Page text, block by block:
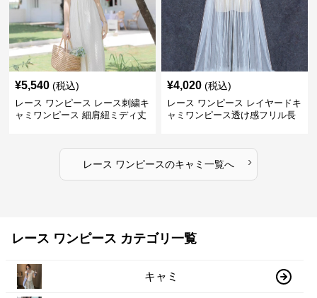
¥5,540 (税込)
レース ワンピース レース刺繍キ
ャミワンピース 細肩紐ミディ丈
¥4,020 (税込)
レース ワンピース レイヤードキ
ャミワンピース透け感フリル長
レース ワンピースのキャミ 一覧へ ›
レース ワンピース カテゴリ一覧
キャミ